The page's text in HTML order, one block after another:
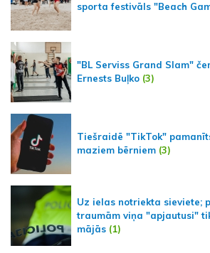
sporta festivāls "Beach
"BL Serviss Grand Slam"
Ernests Buļko (3)
Tiešraidē "TikTok"
maziem bērniem (3)
Uz ielas notriekta sieviete;
traumām viņa "apjautusi"
mājās (1)